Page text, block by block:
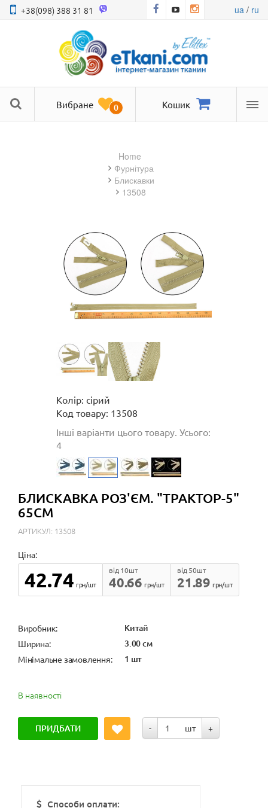
+38(098) 388 31 81 ua/ ru
Вибране 0 Кошик
Home
фурнітура
блискавки
13508
Колір: сірий
Код товару: 13508
Інші варіанти цього товару. Усього:
4
БЛИСКАВКА РОЗ'ЄМ. "ТРАКТОР-5"
65СМ
АРТИКУЛ: 13508
Ціна:
42.74 грн/шт 40.66
від 10шт
грн/шт
21.89
від 50шт
грн/шт
Виробник: Китай
Ширина: 3.00 см
Мінімальне замовлення: 1 шт
В наявності
ПРИДБАТИ - шт +
Способи оплати: